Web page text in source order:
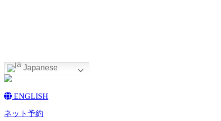
Japanese
ENGLISH
ネット予約